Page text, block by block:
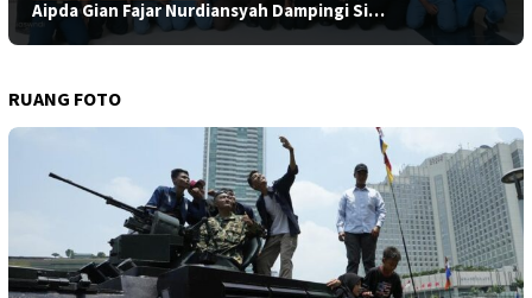
Aipda Gian Fajar Nurdiansyah Dampingi Si…
RUANG FOTO